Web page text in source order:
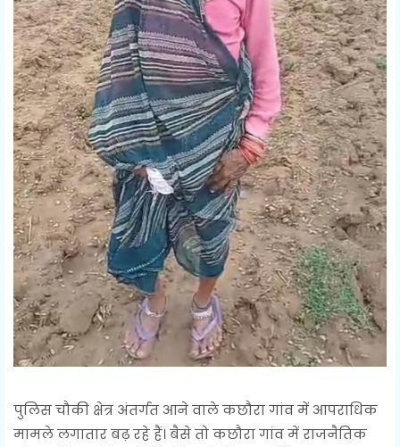
पुलिस चौकी क्षेत्र अंतर्गत आने वाले कछौरा गांव में आपराधिक
मामले लगातार बढ़ रहे हैं। बैसे तो कछौरा गांव में राजनैतिक